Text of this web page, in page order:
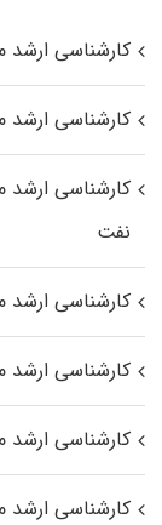
کارشناسی
کارشناسی ارشد
کارشناسی ارشد
نفت
کارشناسی ارشد
کارشناسی
کارشناسی ارشد
کارشناسی ارشد